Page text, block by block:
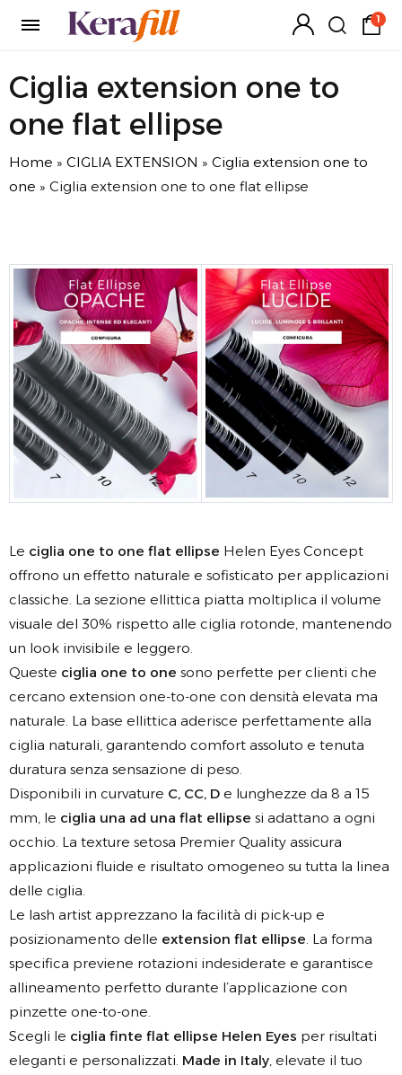
1
Ciglia extension one to
one flat ellipse
Home » CIGLIA EXTENSION » Ciglia extension one to
one » Ciglia extension one to one flat ellipse
Le ciglia one to one flat ellipse Helen Eyes Concept
offrono un effetto naturale e sofisticato per applicazioni
classiche. La sezione ellittica piatta moltiplica il volume
visuale del 30% rispetto alle ciglia rotonde, mantenendo
un look invisibile e leggero.
Queste ciglia one to one sono perfette per clienti che
cercano extension one-to-one con densità elevata ma
naturale. La base ellittica aderisce perfettamente alla
ciglia naturali, garantendo comfort assoluto e tenuta
duratura senza sensazione di peso.
Disponibili in curvature C, CC, D e lunghezze da 8 a 15
mm, le ciglia una ad una flat ellipse si adattano a ogni
occhio. La texture setosa Premier Quality assicura
applicazioni fluide e risultato omogeneo su tutta la linea
delle ciglia.
Le lash artist apprezzano la facilità di pick-up e
posizionamento delle extension flat ellipse. La forma
specifica previene rotazioni indesiderate e garantisce
allineamento perfetto durante l’applicazione con
pinzette one-to-one.
Scegli le ciglia finte flat ellipse Helen Eyes per risultati
eleganti e personalizzati. Made in Italy, elevate il tuo